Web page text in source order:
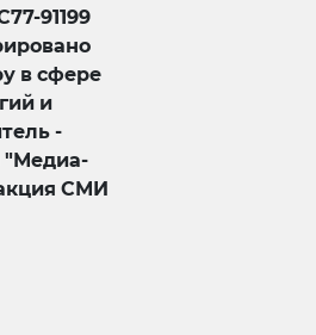
91199
в сфере
и
-
"Медиа-
СМИ